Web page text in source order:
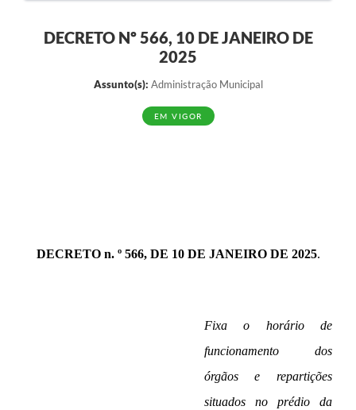
DECRETO Nº 566, 10 DE JANEIRO DE
2025
Assunto(s): Administração Municipal
EM VIGOR
DECRETO n. º 566, DE 10 DE JANEIRO DE 2025.
Fixa o horário de
funcionamento dos
órgãos e repartições
situados no prédio da